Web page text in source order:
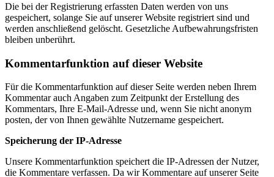
Die bei der Registrierung erfassten Daten werden von uns
gespeichert, solange Sie auf unserer Website registriert sind und
werden anschließend gelöscht. Gesetzliche Aufbewahrungsfristen
bleiben unberührt.
Kommentarfunktion auf dieser Website
Für die Kommentarfunktion auf dieser Seite werden neben Ihrem
Kommentar auch Angaben zum Zeitpunkt der Erstellung des
Kommentars, Ihre E-Mail-Adresse und, wenn Sie nicht anonym
posten, der von Ihnen gewählte Nutzername gespeichert.
Speicherung der IP-Adresse
Unsere Kommentarfunktion speichert die IP-Adressen der Nutzer,
die Kommentare verfassen. Da wir Kommentare auf unserer Seite